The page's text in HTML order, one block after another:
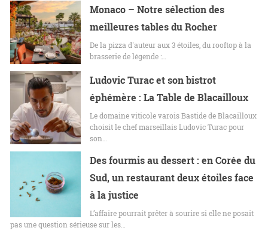
Monaco – Notre sélection des
meilleures tables du Rocher
De la pizza d'auteur aux 3 étoiles, du rooftop à la
brasserie de légende :…
Ludovic Turac et son bistrot
éphémère : La Table de Blacailloux
Le domaine viticole varois Bastide de Blacailloux
choisit le chef marseillais Ludovic Turac pour
son…
Des fourmis au dessert : en Corée du
Sud, un restaurant deux étoiles face
à la justice
L’affaire pourrait prêter à sourire si elle ne posait
pas une question sérieuse sur les…